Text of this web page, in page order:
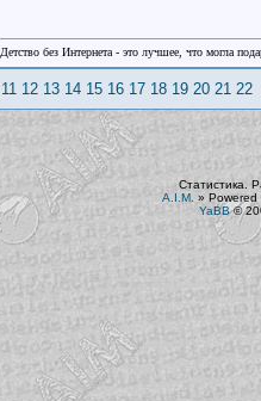
Детство без Интернета - это лучшее, что могла
11 12 13 14 15 16 17 18 19 20 21 22
Статистика.
A.I.M. » Powered
YaBB©